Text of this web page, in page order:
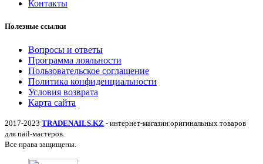
Контакты
Полезные ссылки
Вопросы и ответы
Программа лояльности
Пользовательское соглашение
Политика конфиденциальности
Условия возврата
Карта сайта
2017-2023 TRADENAILS.KZ - интернет-магазин оригинальных товаров
для nail-мастеров.
Все права защищены.